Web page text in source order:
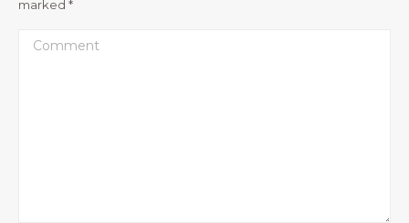
marked *
Comment